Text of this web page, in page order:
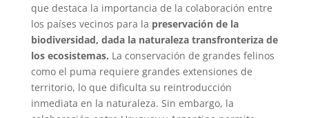
que destaca la importancia de la colaboración entre
los países vecinos para la preservación de la
biodiversidad, dada la naturaleza transfronteriza de
los ecosistemas. La conservación de grandes felinos
como el puma requiere grandes extensiones de
territorio, lo que dificulta su reintroducción
inmediata en la naturaleza. Sin embargo, la